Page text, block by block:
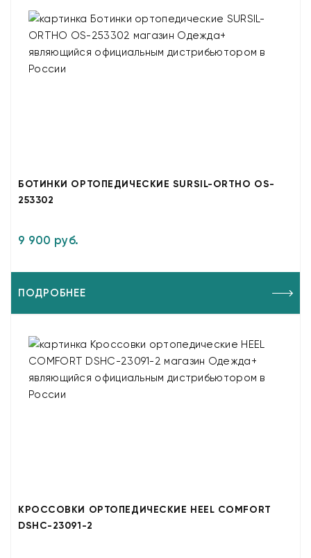
БОТИНКИ ОРТОПЕДИЧЕСКИЕ SURSIL-ORTHO OS-
253302
9 900 руб.
ПОДРОБНЕЕ
КРОССОВКИ ОРТОПЕДИЧЕСКИЕ HEEL COMFORT
DSHC-23091-2